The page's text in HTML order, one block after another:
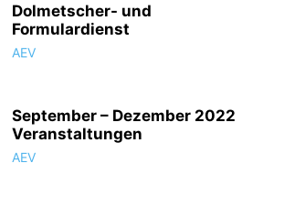
Dolmetscher- und
Formulardienst
AEV
September – Dezember 2022
Veranstaltungen
AEV